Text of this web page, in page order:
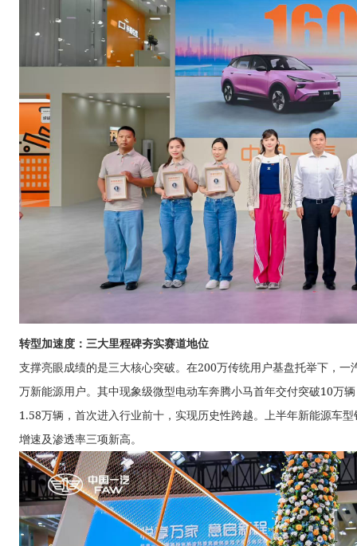
转型加速度：三大里程碑夯实赛道地位
支撑亮眼成绩的是三大核心突破。在200万传统用户基盘托举下，
万新能源用户。其中现象级微型电动车奔腾小马首年交付突破10万
1.58万辆，首次进入行业前十，实现历史性跨越。上半年新能源车
增速及渗透率三项新高。